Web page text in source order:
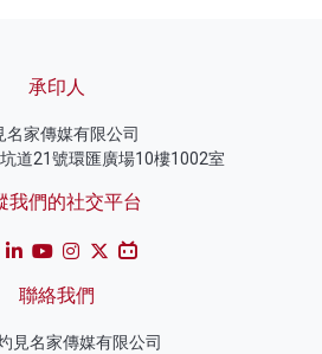
承印人
名家傳媒有限公司
道21號環匯廣場10樓1002室
我們的社交平台
聯絡我們
見名家傳媒有限公司